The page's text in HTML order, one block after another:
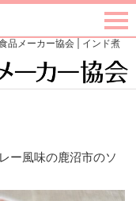
品メーカー協会 | インド煮
ー風味の鹿沼市のソ